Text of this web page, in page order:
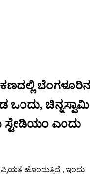
ಬೆಂಗಳೂರಿನ
ಒಂದು, ಚಿನ್ನಸ್ವಾಮಿ
ಸ್ಟೇಡಿಯಂ ಎಂದು
ಹೊಂದುತ್ತಿದೆ , ಇಂದು